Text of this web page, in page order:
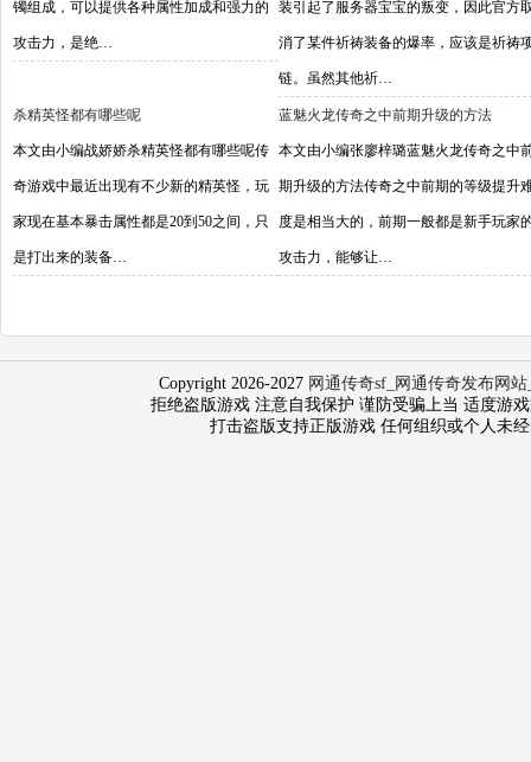
镯组成，可以提供各种属性加成和强力的
攻击力，是绝…
装引起了服务器宝宝的叛变，因此官方
消了某件祈祷装备的爆率，应该是祈祷
链。虽然其他祈…
杀精英怪都有哪些呢
本文由小编战娇娇杀精英怪都有哪些呢传
奇游戏中最近出现有不少新的精英怪，玩
家现在基本暴击属性都是20到50之间，只
是打出来的装备…
蓝魅火龙传奇之中前期升级的方法
本文由小编张廖梓璐蓝魅火龙传奇之中
期升级的方法传奇之中前期的等级提升
度是相当大的，前期一般都是新手玩家
攻击力，能够让…
Copyright 2026-2027 网通传奇sf_网通传奇发布网
拒绝盗版游戏 注意自我保护 谨防受骗上当 适度游
打击盗版支持正版游戏 任何组织或个人未